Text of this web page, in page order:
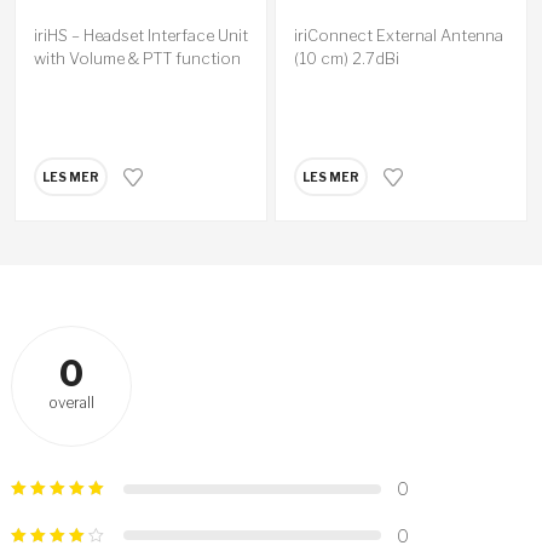
iriHS – Headset Interface Unit
with Volume & PTT function
LES MER
iriConnect External Antenna
(10 cm) 2.7dBi
LES MER
0
overall
0
0